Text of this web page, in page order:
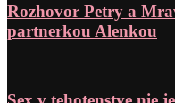
Rozhovor Petry a
partnerkou Alenkou